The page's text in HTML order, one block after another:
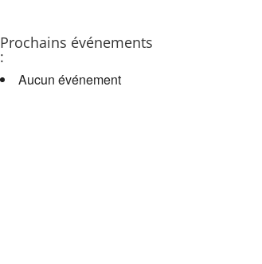
Prochains événements
:
Aucun événement